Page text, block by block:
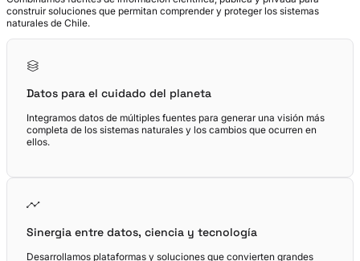
construir soluciones que permitan comprender y proteger los sistemas
naturales de Chile.
Datos para el cuidado del planeta
Integramos datos de múltiples fuentes para generar una visión más
completa de los sistemas naturales y los cambios que ocurren en
ellos.
Sinergia entre datos, ciencia y tecnología
Desarrollamos plataformas y soluciones que convierten grandes